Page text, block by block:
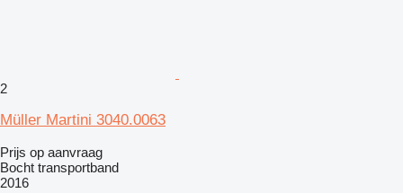
2
Müller Martini 3040.0063
Prijs op aanvraag
Bocht transportband
2016